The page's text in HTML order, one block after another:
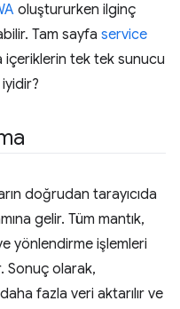
oluştururken ilginç
Tam sayfa service
içeriklerin tek tek sunucu
doğrudan tarayıcıda
gelir. Tüm mantık,
yönlendirme işlemleri
Sonuç olarak,
fazla veri aktarılır ve